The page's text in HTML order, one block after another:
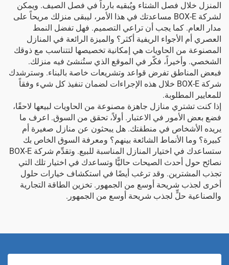
المنزل خلال فصل الشتاء ويُبقيه بارداً في فصل الصيف. ويمكن
لشركة BOX-E مساعدتك في هذا الأمر، ليبقى منزلك مريحاً على
مدار العام. كما يجب أن تراعي التصميم. فهل تفضل النمط
العصري أم الأجواء الريفية أكثر؟ والميزة الرائعة في المنازل
المصنوعة من الحاويات هي إمكانية تخصيصها لتتناسب مع ذوقك
الشخصي. وأخيراً، فكّر في الموقع الذي ستُنشئ فيه منزلك.
فبعض المناطق تفرض قواعد وتشريعات خاصة بالبناء. وسترشدك
شركة BOX-E خلال هذه الإجراءات لضمان تنفيذ كل شيء وفقاً
للمعايير المطلوبة.
إذا كنت تشتري منازل جاهزة مصنوعة من الحاويات لبيعها لاحقًا،
فضع بعض الأمور في الاعتبار. أولاً، تحقق من السوق. اعرف ما
يريده الأشخاص في منطقتك. هل يبحثون عن منازل صغيرة أم
كبيرة؟ وما الأنماط الشائعة بينهم؟ ومعرفة السوق الخاص بك
ستساعدك في اختيار المنازل المناسبة للبيع. وتقدِّم شركة BOX-E
نصائح حول أحدث الصيحات حاليًّا وتساعدك في اختيار تلك التي
تجذب المشترين. وقد ترغب أيضًا في استكشاف خيارات حلول
أخرى لجذب شريحة أوسع من الجمهور. تخزين الطاقة التجارية
والصناعية حلٍّ لجذب شريحة أوسع من الجمهور.